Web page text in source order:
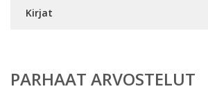
Kirjat
PARHAAT ARVOSTELUT